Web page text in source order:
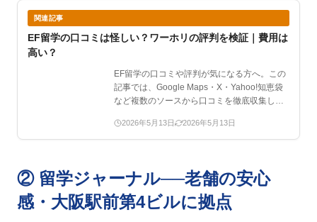
関連記事
EF留学の口コミは怪しい？ワーホリの評判を検証｜費用は
高い？
EF留学の口コミや評判が気になる方へ。この
記事では、Google Maps・X・Yahoo!知恵袋
など複数のソースから口コミを徹底収集し、
2026年5月13日 2026年5月13日
② 留学ジャーナル──老舗の安心
感・大阪駅前第4ビルに拠点